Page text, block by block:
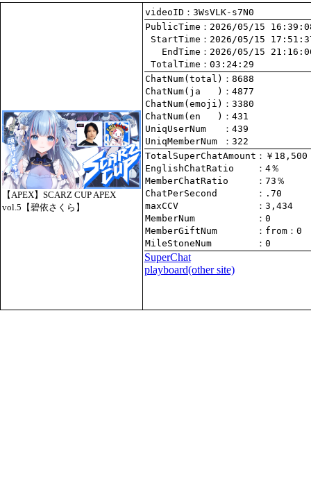
【APEX】SCARZ CUP APEX
vol.5【碧依さくら】
videoID：3WsVLK-s7N0
PublicTime
StartTime
   EndTime
TotalTime ：03:24:29
ChatNum(total)
ChatNum(ja   )
ChatNum(emoji)
ChatNum(en   )
UniqUserNum
：439
UniqMemberNum
：322
TotalSuperChatAmount
EnglishChatRatio
MemberChatRatio
ChatPerSecond
maxCCV
：3,434
MemberNum
：0
MemberGiftNum
： from ：0
MileStoneNum
：0
SuperChat
playboard(other site)